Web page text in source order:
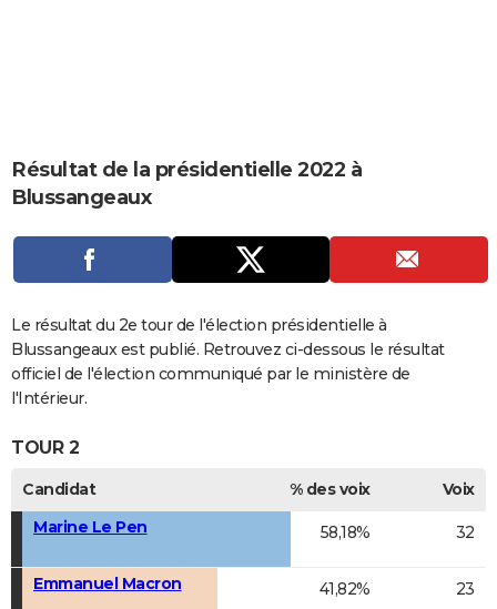
CARTE DE VOEUX
Carte de Noël
Carte Bonne année
Carte Saint-Valentin
Carte Pâques
Carte d'anniversaire
DICTIONNAIRE
Dictionnaire
Biographies
Expressions
Proverbes
PROGRAMME TV
S'inscrire
Se connecter
Lycées
Collèges
Primaires
Universités
Entreprises
Service militaire
Avis de recherche
AVIS DE DÉCÈS
Résultat de la présidentielle 2022 à
Blussangeaux
Le résultat du 2e tour de l'élection présidentielle à
Blussangeaux est publié. Retrouvez ci-dessous le résultat
officiel de l'élection communiqué par le ministère de
l'Intérieur.
TOUR 2
Candidat % des voix
Voix
Marine Le Pen
58,18% 32
Emmanuel Macron 41,82% 23